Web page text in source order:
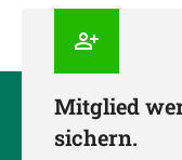
Mitglied
sichern.